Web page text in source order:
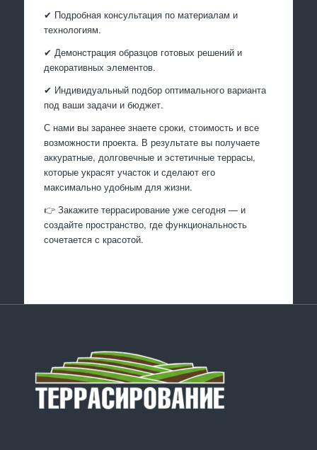
✔ Подробная консультация по материалам и
технологиям.
✔ Демонстрация образцов готовых решений и
декоративных элементов.
✔ Индивидуальный подбор оптимального варианта
под ваши задачи и бюджет.
С нами вы заранее знаете сроки, стоимость и все
возможности проекта. В результате вы получаете
аккуратные, долговечные и эстетичные террасы,
которые украсят участок и сделают его
максимально удобным для жизни.
👉 Закажите террасирование уже сегодня — и
создайте пространство, где функциональность
сочетается с красотой.